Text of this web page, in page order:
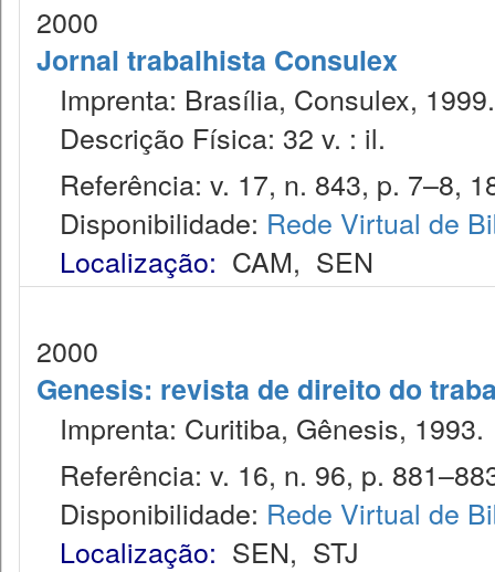
2000
Jornal trabalhista Consulex
Imprenta: Brasília, Consulex, 1999.
Descrição Física: 32 v. : il.
Referência: v. 17, n. 843, p. 7–8,
Disponibilidade: Rede Virtual de
Localização: CAM, SEN
2000
Genesis: revista de direito do
Imprenta: Curitiba, Gênesis, 1993.
Referência: v. 16, n. 96, p.
Disponibilidade: Rede Virtual de
Localização: SEN, STJ